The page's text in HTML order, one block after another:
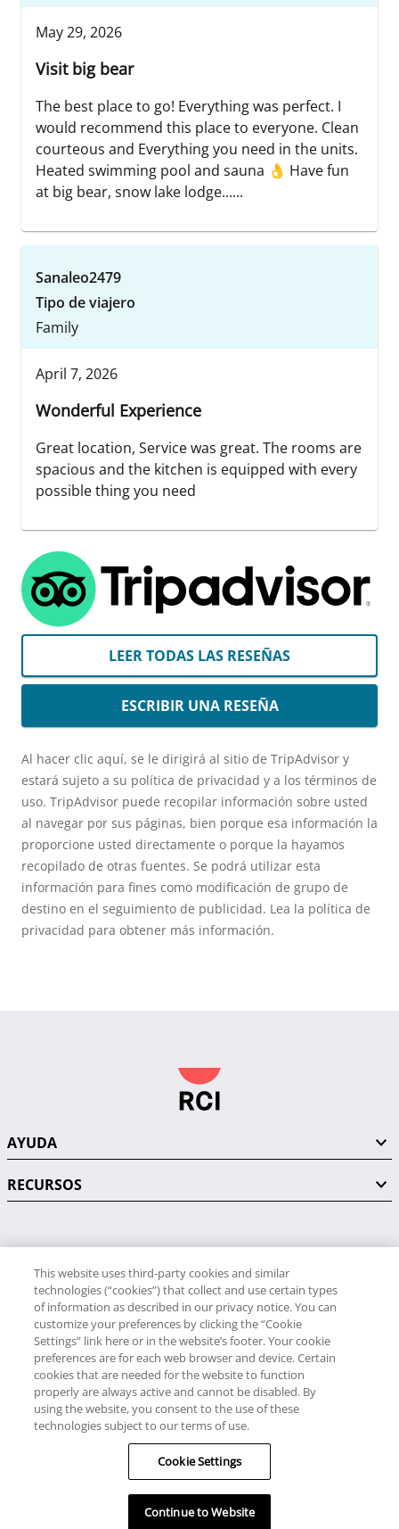
May 29, 2026
Visit big bear
The best place to go! Everything was perfect. I
would recommend this place to everyone. Clean
courteous and Everything you need in the units.
Heated swimming pool and sauna 👌 Have fun
at big bear, snow lake lodge......
Sanaleo2479
Tipo de viajero
Family
April 7, 2026
Wonderful Experience
Great location, Service was great. The rooms are
spacious and the kitchen is equipped with every
possible thing you need
LEER TODAS LAS RESEÑAS
ESCRIBIR UNA RESEÑA
Al hacer clic aquí, se le dirigirá al sitio de TripAdvisor y
estará sujeto a su política de privacidad y a los términos de
uso. TripAdvisor puede recopilar información sobre usted
al navegar por sus páginas, bien porque esa información la
proporcione usted directamente o porque la hayamos
recopilado de otras fuentes. Se podrá utilizar esta
información para fines como modificación de grupo de
destino en el seguimiento de publicidad. Lea la política de
privacidad para obtener más información.
AYUDA
RECURSOS
PÓNGASE EN CONTACTO CON NOSOTROS
RCI
34 91 406 9058
RCI Travel
34 91 406 9059
© RCI, LLC. Todos los derechos reservados.
This website uses third-party cookies and similar
technologies (“cookies”) that collect and use certain types
of information as described in our privacy notice. You can
customize your preferences by clicking the “Cookie
Settings” link here or in the website’s footer. Your cookie
preferences are for each web browser and device. Certain
cookies that are needed for the website to function
properly are always active and cannot be disabled. By
using the website, you consent to the use of these
technologies subject to our terms of use.
Cookie Settings
Continue to Website